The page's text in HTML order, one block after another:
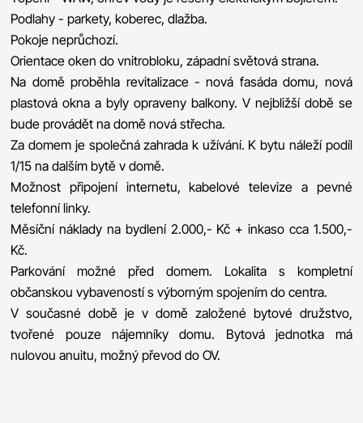
Podlahy - parkety, koberec, dlažba.
Pokoje neprůchozí.
Orientace oken do vnitrobloku, západní světová strana.
Na domě proběhla revitalizace - nová fasáda domu, nová
plastová okna a byly opraveny balkony. V nejbližší době se
bude provádět na domě nová střecha.
Za domem je společná zahrada k užívání. K bytu náleží podíl
1/15 na dalším bytě v domě.
Možnost připojení internetu, kabelové televize a pevné
telefonní linky.
Měsíční náklady na bydlení 2.000,- Kč + inkaso cca 1.500,-
Kč.
Parkování možné před domem. Lokalita s kompletní
občanskou vybaveností s výborným spojením do centra.
V současné době je v domě založené bytové družstvo,
tvořené pouze nájemníky domu. Bytová jednotka má
nulovou anuitu, možný převod do OV.